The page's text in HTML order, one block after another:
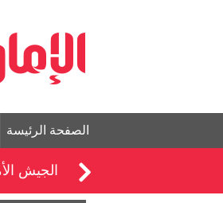
الصفحة الرئيسة
الجيش الأميركي: